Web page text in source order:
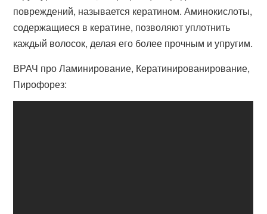
повреждений, называется кератином. Аминокислоты,
содержащиеся в кератине, позволяют уплотнить
каждый волосок, делая его более прочным и упругим.
ВРАЧ про Ламинирование, Кератинированирование,
Пирофорез: